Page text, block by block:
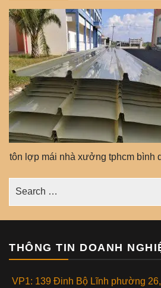
tôn lợp mái nhà xưởng tphcm bình
THÔNG TIN DOANH
VP1: 139 Đinh Bộ Lĩnh phường